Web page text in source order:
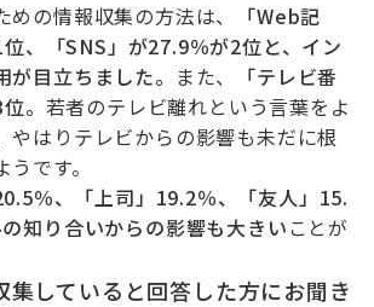
の情報収集の方法は、
「Web記
、「SNS」が27.9％が2位と、イン
目立ちました。 また、
「テレビ番
。 若者のテレビ離れという言葉をよ
やはりテレビからの影響も未だに根
です。
％、「上司」19.2％、「友人」15.
知り合いからの影響も大きい ことが
集していると回答した方にお聞き